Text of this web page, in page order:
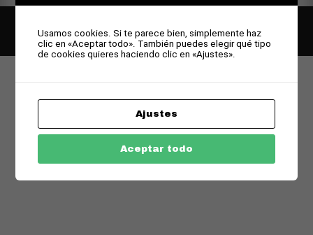
Themes
Usamos cookies. Si te parece bien, simplemente haz
clic en «Aceptar todo». También puedes elegir qué tipo
de cookies quieres haciendo clic en «Ajustes».
Ajustes
Aceptar todo